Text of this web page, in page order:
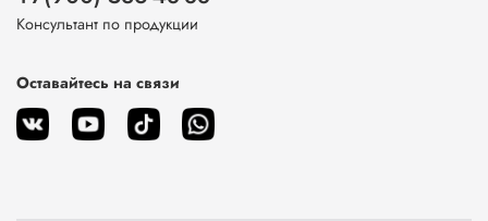
Консультант по продукции
Оставайтесь на связи